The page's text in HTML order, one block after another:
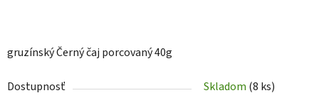
gruzínský Černý čaj porcovaný 40g
Dostupnosť Skladom (8 ks)